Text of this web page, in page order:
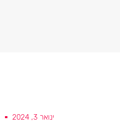
ינואר 3, 2024